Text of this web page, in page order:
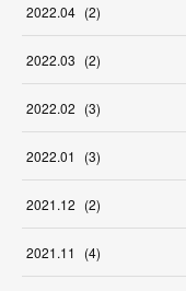
2022.04 (2)
2022.03 (2)
2022.02 (3)
2022.01 (3)
2021.12 (2)
2021.11 (4)